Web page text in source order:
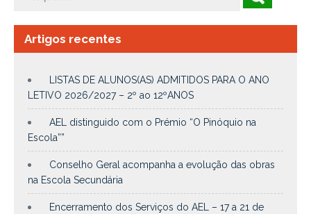
Artigos recentes
LISTAS DE ALUNOS(AS) ADMITIDOS PARA O ANO
LETIVO 2026/2027 – 2º ao 12ºANOS
AEL distinguido com o Prémio “O Pinóquio na
Escola””
Conselho Geral acompanha a evolução das obras
na Escola Secundária
Encerramento dos Serviços do AEL – 17 a 21 de